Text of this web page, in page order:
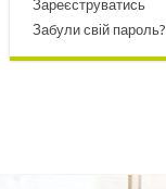
Зареєструватись
Забули свій пароль?